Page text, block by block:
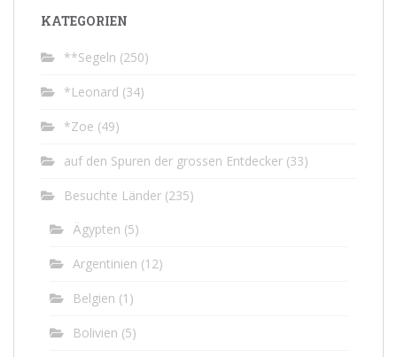
KATEGORIEN
**Segeln (250)
*Leonard (34)
*Zoe (49)
auf den Spuren der grossen Entdecker (33)
Besuchte Länder (235)
Ägypten (5)
Argentinien (12)
Belgien (1)
Bolivien (5)